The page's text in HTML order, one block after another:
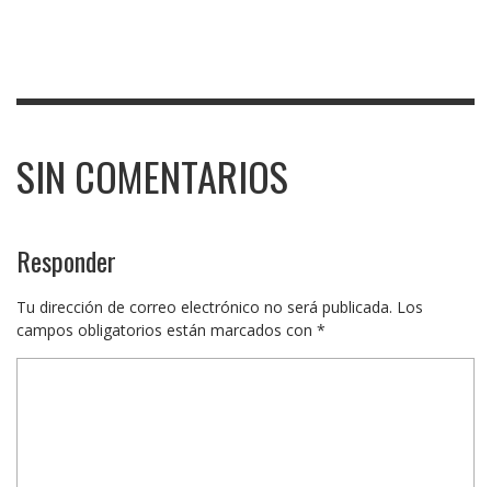
SIN COMENTARIOS
Responder
Tu dirección de correo electrónico no será publicada. Los
campos obligatorios están marcados con *